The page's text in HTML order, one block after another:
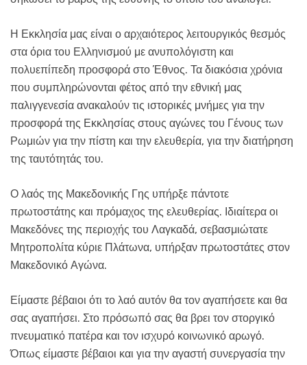
Η Εκκλησία μας είναι ο αρχαιότερος λειτουργικός θεσμός
στα όρια του Ελληνισμού με ανυπολόγιστη και
πολυεπίπεδη προσφορά στο Έθνος. Τα διακόσια χρόνια
που συμπληρώνονται φέτος από την εθνική μας
παλιγγενεσία ανακαλούν τις ιστορικές μνήμες για την
προσφορά της Εκκλησίας στους αγώνες του Γένους των
Ρωμιών για την πίστη και την ελευθερία, για την διατήρηση
της ταυτότητάς του.
Ο λαός της Μακεδονικής Γης υπήρξε πάντοτε
πρωτοστάτης και πρόμαχος της ελευθερίας. Ιδιαίτερα οι
Μακεδόνες της περιοχής του Λαγκαδά, σεβασμιώτατε
Μητροπολίτα κύριε Πλάτωνα, υπήρξαν πρωτοστάτες στον
Μακεδονικό Αγώνα.
Είμαστε βέβαιοι ότι το λαό αυτόν θα τον αγαπήσετε και θα
σας αγαπήσει. Στο πρόσωπό σας θα βρει τον στοργικό
πνευματικό πατέρα και τον ισχυρό κοινωνικό αρωγό.
Όπως είμαστε βέβαιοι και για την αγαστή συνεργασία την